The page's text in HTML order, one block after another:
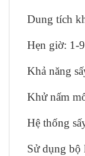
Dung tích
Hẹn giờ: 1-
Khả năng
Khử nấm
Hệ thống
Sử dụng bộ